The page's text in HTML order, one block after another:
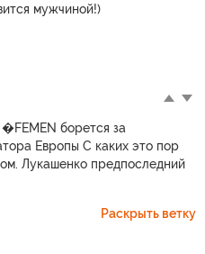
мужчиной!)
борется за
Европы С каких это пор
Лукашенко предпоследний
Раскрыть ветку